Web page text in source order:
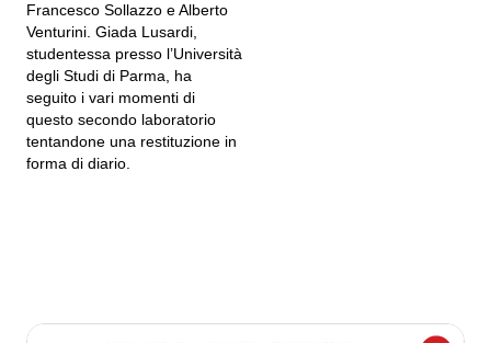
Francesco Sollazzo e Alberto
Venturini. Giada Lusardi,
studentessa presso l’Università
degli Studi di Parma, ha
seguito i vari momenti di
questo secondo laboratorio
tentandone una restituzione in
forma di diario.